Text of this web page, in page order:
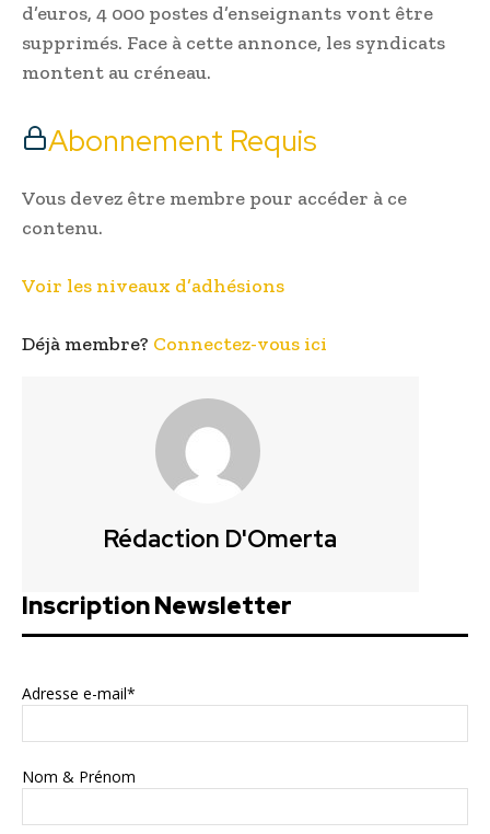
d’euros, 4 000 postes d’enseignants vont être
supprimés. Face à cette annonce, les syndicats
montent au créneau.
Abonnement Requis
Vous devez être membre pour accéder à ce
contenu.
Voir les niveaux d’adhésions
Déjà membre? Connectez-vous ici
Rédaction D'Omerta
Inscription Newsletter
Adresse e-mail*
Nom & Prénom